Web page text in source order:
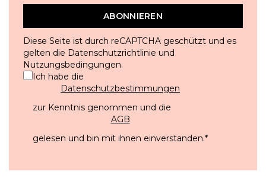
ABONNIEREN
Diese Seite ist durch reCAPTCHA geschützt und es
gelten die Datenschutzrichtlinie und
Nutzungsbedingungen.
Ich habe die
Datenschutzbestimmungen
zur Kenntnis genommen und die
AGB
gelesen und bin mit ihnen einverstanden.*